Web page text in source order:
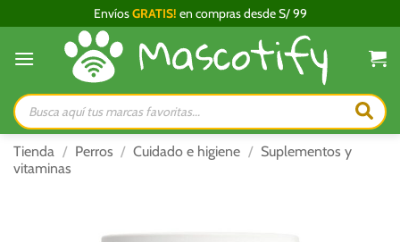
al
contenido
EnvíosGRATIS! en compras desde S/ 99
Búsqueda
de
productos
Tienda / Perros / Cuidado e higiene / Suplementos y
vitaminas